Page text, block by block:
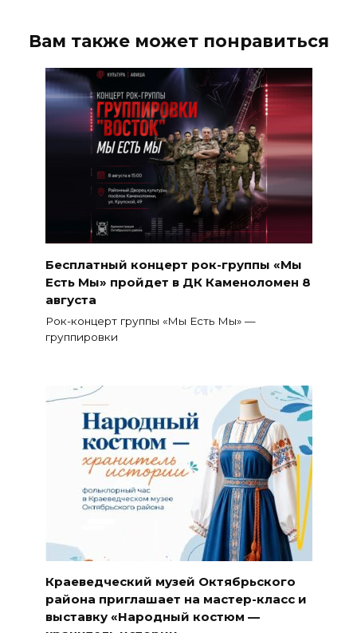
Вам также может понравиться
Бесплатный концерт рок-группы «Мы
Есть Мы» пройдет в ДК Каменоломен 8
августа
Рок-концерт группы «Мы Есть Мы» —
группировки
Краеведческий музей Октябрьского
района приглашает на мастер-класс и
выставку «Народный костюм —